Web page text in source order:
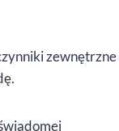
zewnętrzne